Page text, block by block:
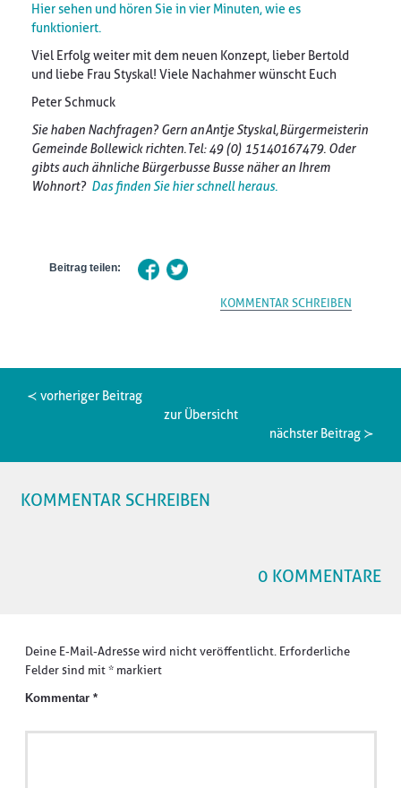
Hier sehen und hören Sie in vier Minuten, wie es
funktioniert.
Viel Erfolg weiter mit dem neuen Konzept, lieber Bertold
und liebe Frau Styskal! Viele Nachahmer wünscht Euch
Peter Schmuck
Sie haben Nachfragen? Gern an Antje Styskal, Bürgermeisterin
Gemeinde Bollewick richten. Tel: 49 (0) 15140167479. Oder
gibts auch ähnliche Bürgerbusse Busse näher an Ihrem
Wohnort? Das finden Sie hier schnell heraus.
Beitrag teilen:
KOMMENTAR SCHREIBEN
≺ vorheriger Beitrag
zur Übersicht
nächster Beitrag ≻
KOMMENTAR SCHREIBEN
0 KOMMENTARE
Deine E-Mail-Adresse wird nicht veröffentlicht. Erforderliche
Felder sind mit *markiert
Kommentar *